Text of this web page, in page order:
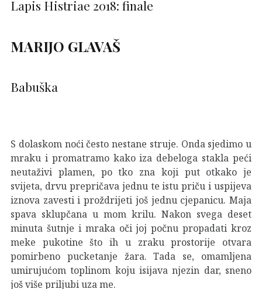
Lapis Histriae 2018: finale
MARIJO GLAVAŠ
Babuška
S dolaskom noći često nestane struje. Onda sjedimo u
mraku i promatramo kako iza debeloga stakla peći
neutaživi plamen, po tko zna koji put otkako je
svijeta, drvu prepričava jednu te istu priču i uspijeva
iznova zavesti i proždrijeti još jednu cjepanicu. Maja
spava sklupčana u mom krilu. Nakon svega deset
minuta šutnje i mraka oči joj počnu propadati kroz
meke pukotine što ih u zraku prostorije otvara
pomirbeno pucketanje žara. Tada se, omamljena
umirujućom toplinom koju isijava njezin dar, sneno
još više priljubi uza me.